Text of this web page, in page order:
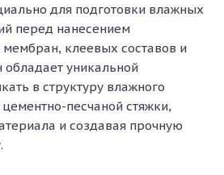
для подготовки влажных
перед нанесением
клеевых составов и
уникальной
в структуру влажного
песчаной стяжки,
и создавая прочную